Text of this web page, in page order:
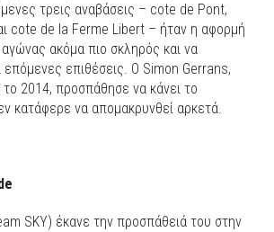
τρεις αναβάσεις – cote de Pont,
cote de la Ferme Libert – ήταν η αφορμή
αγώνας ακόμα πιο σκληρός και να
επόμενες επιθέσεις. Ο Simon Gerrans,
2014, προσπάθησε να κάνει το
κατάφερε να απομακρυνθεί αρκετά.
SKY) έκανε την προσπάθειά του στην